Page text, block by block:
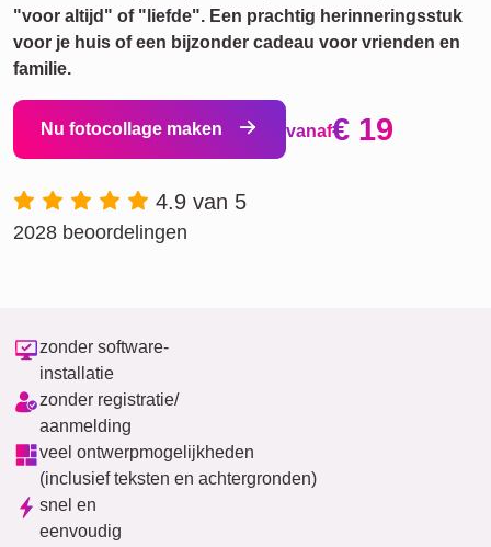
"voor altijd" of "liefde". Een prachtig herinneringsstuk
voor je huis of een bijzonder cadeau voor vrienden en
familie.
Nu fotocollage maken vanaf€ 19
4.9 van 5
2028 beoordelingen
zonder software-
installatie
zonder registratie/
aanmelding
veel ontwerpmogelijkheden
(inclusief teksten en achtergronden)
snel en
eenvoudig